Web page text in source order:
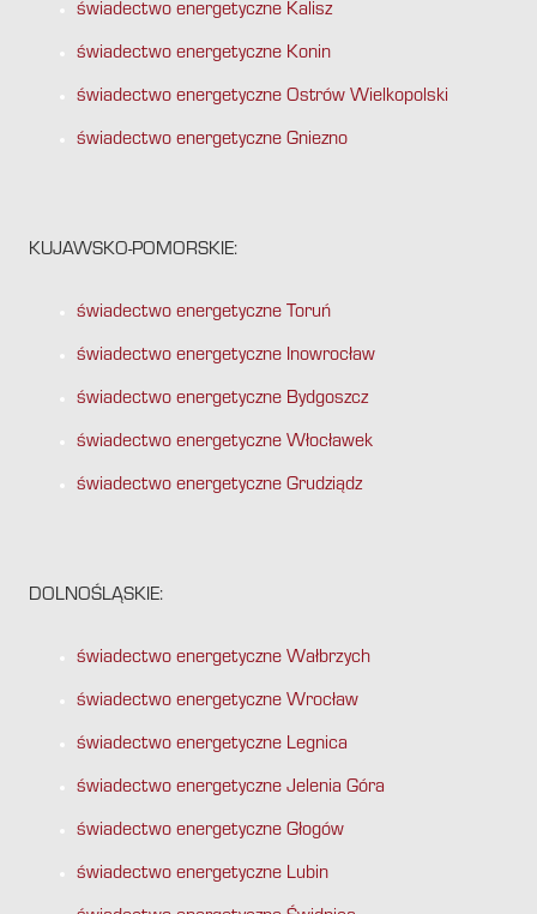
świadectwo energetyczne Kalisz
świadectwo energetyczne Konin
świadectwo energetyczne Ostrów Wielkopolski
świadectwo energetyczne Gniezno
KUJAWSKO-POMORSKIE:
świadectwo energetyczne Toruń
świadectwo energetyczne Inowrocław
świadectwo energetyczne Bydgoszcz
świadectwo energetyczne Włocławek
świadectwo energetyczne Grudziądz
DOLNOŚLĄSKIE:
świadectwo energetyczne Wałbrzych
świadectwo energetyczne Wrocław
świadectwo energetyczne Legnica
świadectwo energetyczne Jelenia Góra
świadectwo energetyczne Głogów
świadectwo energetyczne Lubin